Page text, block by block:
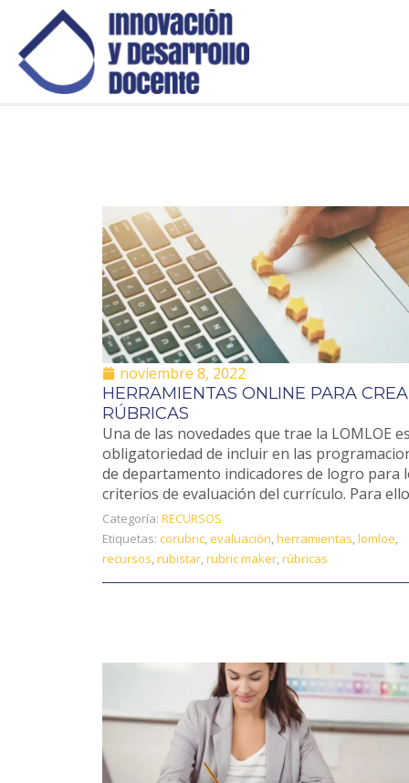
noviembre 8, 2022
HERRAMIENTAS ONLINE PARA
RÚBRICAS
Una de las novedades que trae la LOMLOE
obligatoriedad de incluir en las
de departamento indicadores de logro para
criterios de evaluación del currículo. Para
Categoría: RECURSOS
Etiquetas: corubric,evaluación,herramientas,lomloe,
recursos,rubistar,rubric maker,rúbricas